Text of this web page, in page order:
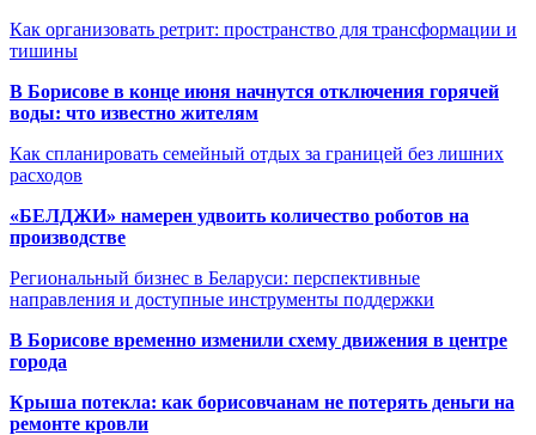
Как организовать ретрит: пространство для трансформации и
тишины
В Борисове в конце июня начнутся отключения горячей
воды: что известно жителям
Как спланировать семейный отдых за границей без лишних
расходов
«БЕЛДЖИ» намерен удвоить количество роботов на
производстве
Региональный бизнес в Беларуси: перспективные
направления и доступные инструменты поддержки
В Борисове временно изменили схему движения в центре
города
Крыша потекла: как борисовчанам не потерять деньги на
ремонте кровли